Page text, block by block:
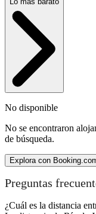
No disponible
No se encontraron
de búsqueda.
Explora con
Preguntas
¿Cuál es la distancia